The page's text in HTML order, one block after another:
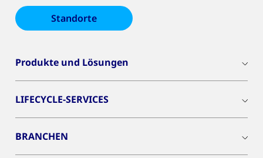
Standorte
Produkte und Lösungen
LIFECYCLE-SERVICES
BRANCHEN